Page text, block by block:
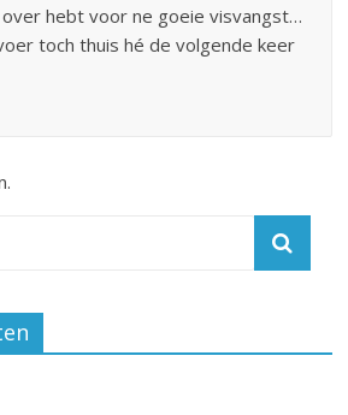
hebt voor ne goeie visvangst…
toch thuis hé de volgende keer